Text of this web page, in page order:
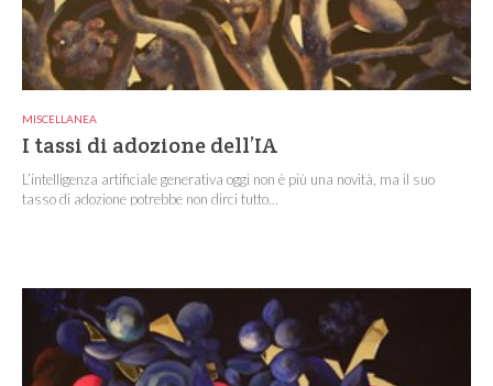
MISCELLANEA
I tassi di adozione dell’IA
L’intelligenza artificiale generativa oggi non è più una novità, ma il suo
tasso di adozione potrebbe non dirci tutto...